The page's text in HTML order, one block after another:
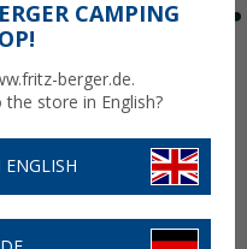
CAMPING
berger.de.
store in English?